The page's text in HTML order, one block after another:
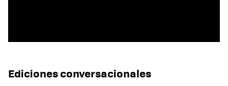
Ediciones conversacionales